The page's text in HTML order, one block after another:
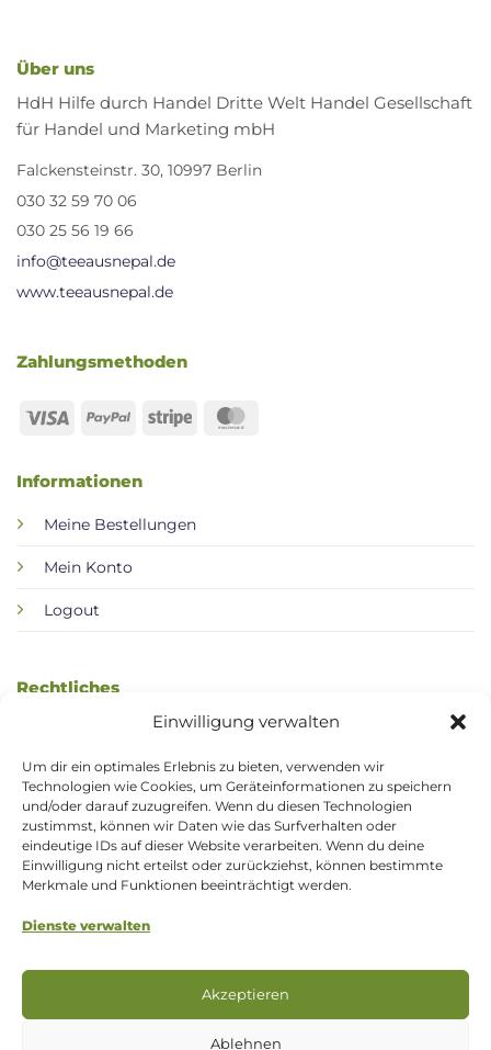
Einwilligung verwalten
Um dir ein optimales Erlebnis zu bieten, verwenden wir
Technologien wie Cookies, um Geräteinformationen zu speichern
und/oder darauf zuzugreifen. Wenn du diesen Technologien
zustimmst, können wir Daten wie das Surfverhalten oder
eindeutige IDs auf dieser Website verarbeiten. Wenn du deine
Einwilligung nicht erteilst oder zurückziehst, können bestimmte
Merkmale und Funktionen beeinträchtigt werden.
Dienste verwalten
Akzeptieren
Ablehnen
Über uns
HdH Hilfe durch Handel Dritte Welt Handel Gesellschaft
für Handel und Marketing mbH
Falckensteinstr. 30, 10997 Berlin
030 32 59 70 06
030 25 56 19 66
info@teeausnepal.de
www.teeausnepal.de
Informationen
Meine Bestellungen
Mein Konto
Logout
Rechtliches
AGB / Kundeninformation
Datenschutzerklärung
Widerrufsbelehrung
Zahlung & Versand
Zahlungsmethoden
Visa PayPal Stripe